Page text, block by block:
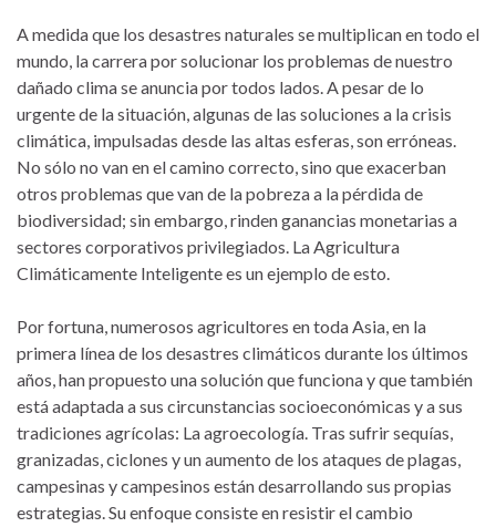
A medida que los desastres naturales se multiplican en todo el
mundo, la carrera por solucionar los problemas de nuestro
dañado clima se anuncia por todos lados. A pesar de lo
urgente de la situación, algunas de las soluciones a la crisis
climática, impulsadas desde las altas esferas, son erróneas.
No sólo no van en el camino correcto, sino que exacerban
otros problemas que van de la pobreza a la pérdida de
biodiversidad; sin embargo, rinden ganancias monetarias a
sectores corporativos privilegiados. La Agricultura
Climáticamente Inteligente es un ejemplo de esto.
Por fortuna, numerosos agricultores en toda Asia, en la
primera línea de los desastres climáticos durante los últimos
años, han propuesto una solución que funciona y que también
está adaptada a sus circunstancias socioeconómicas y a sus
tradiciones agrícolas: La agroecología. Tras sufrir sequías,
granizadas, ciclones y un aumento de los ataques de plagas,
campesinas y campesinos están desarrollando sus propias
estrategias. Su enfoque consiste en resistir el cambio